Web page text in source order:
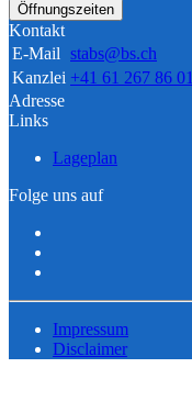
Öffnungszeiten
Kontakt
E-Mail stabs@bs.ch
Kanzlei +41 61 267 86 01
Adresse
Links
Lageplan
Folge uns auf
Impressum
Disclaimer